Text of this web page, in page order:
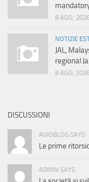
8 AGO,
NOTIZIE
JAL,
regional
8 AGO,
DISCUSSIONI
AVIOBLOG SAYS:
Le prime
ADMIN SAYS: